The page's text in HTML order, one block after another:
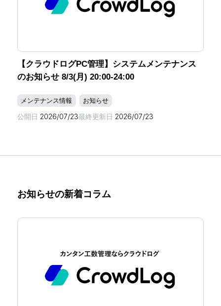
【クラウドログPC管理】システムメンテナンス
のお知らせ 8/3(月) 20:00-24:00
メンテナンス情報 お知らせ
公開日 2026/07/23最終更新日 2026/07/23
お知らせの新着コラム